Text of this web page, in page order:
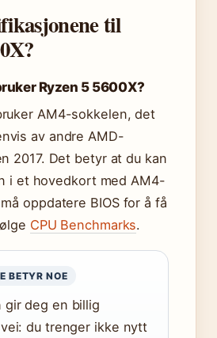
til
Ryzen 5 5600X?
AM4-sokkelen, det
av andre AMD-
2017. Det betyr at du kan
i et hovedkort med AM4-
oppdatere BIOS for å få
CPU Benchmarks.
BETYR NOE
deg en billig
du trenger ikke nytt